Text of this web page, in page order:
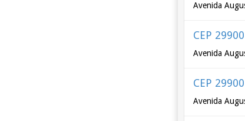
Avenida
CEP
Avenida
CEP
Avenida